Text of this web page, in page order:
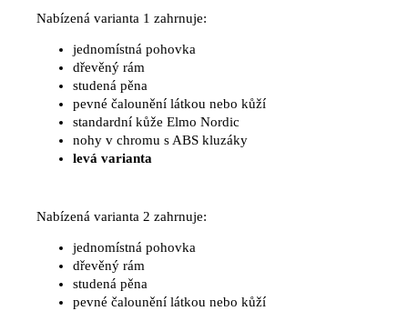
Nabízená varianta 1 zahrnuje:
jednomístná pohovka
dřevěný rám
studená pěna
pevné čalounění látkou nebo kůží
standardní kůže Elmo Nordic
nohy v chromu s ABS kluzáky
levá varianta
Nabízená varianta 2 zahrnuje:
jednomístná pohovka
dřevěný rám
studená pěna
pevné čalounění látkou nebo kůží